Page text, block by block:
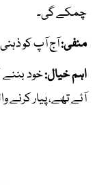
چمکے گی۔
منفی:آج آپ کو
اہم خیال:خود
آئے تھے، پیار